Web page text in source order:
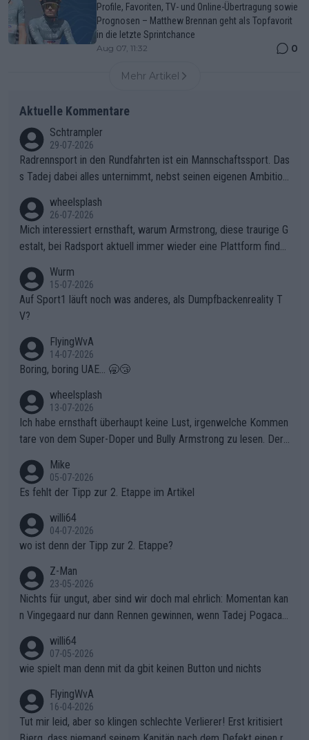
Profile, Favoriten, TV- und Online-Übertragung sowie
Prognosen – Matthew Brennan geht als Topfavorit
in die letzte Sprintchance
Aug 07, 11:32 0
Mehr Artikel
Aktuelle Kommentare
Schtrampler
29-07-2026
Radrennsport in den Rundfahrten ist ein Mannschaftssport. Das
s Tadej dabei alles unternimmt, nebst seinen eigenen Ambition
ganze Team auch mental stark zu machen und konkret am Erf
olg teilzuhaben, ist ihm ganz hoch anzurechnen. Das ist ein Zei
chen weit über den Radsport hinaus.
wheelsplash
26-07-2026
Mich interessiert ernsthaft, warum Armstrong, diese traurige G
estalt, bei Radsport aktuell immer wieder eine Plattform finde
Wurm
15-07-2026
Auf Sport1 läuft noch was anderes, als Dumpfbackenreality T
V?
FlyingWvA
14-07-2026
Boring, boring UAE... 🥱😴
wheelsplash
13-07-2026
Ich habe ernsthaft überhaupt keine Lust, irgenwelche Kommen
tare von dem Super-Doper und Bully Armstrong zu lesen. Der
r die gehört nicht in dieses Medium!
Mike
05-07-2026
Es fehlt der Tipp zur 2. Etappe im Artikel
willi64
04-07-2026
wo ist denn der Tipp zur 2. Etappe?
Z-Man
23-05-2026
Nichts für ungut, aber sind wir doch mal ehrlich: Momentan kan
n Vingegaard nur dann Rennen gewinnen, wenn Tadej Pogacar
willi64
07-05-2026
wie spielt man denn mit da gbit keinen Button und nichts
FlyingWvA
16-04-2026
Tut mir leid, aber so klingen schlechte Verlierer! Erst kritisiert